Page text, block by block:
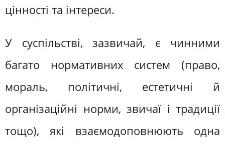
цінності та інтереси.
У суспільстві, зазвичай, є чинними
багато нормативних систем (право,
мораль, політичні, естетичні й
організаційні норми, звичаї і традиції
тощо), які взаємодоповнюють одна